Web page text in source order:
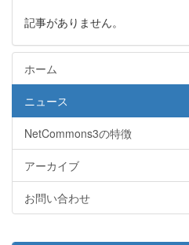
記事がありません。
ホーム
ニュース
NetCommons3の特徴
アーカイブ
お問い合わせ